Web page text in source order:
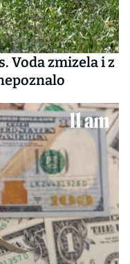
Voda zmizela i z